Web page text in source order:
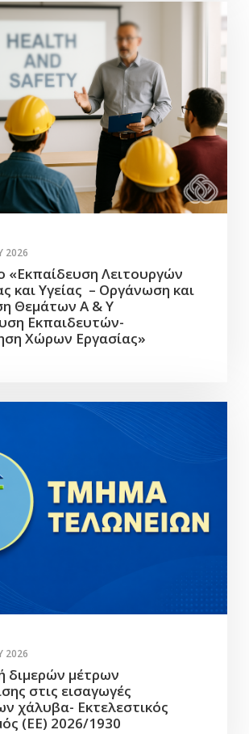
2026
«Εκπαίδευση Λειτουργών
και Υγείας – Οργάνωση και
Θεμάτων Α & Υ
Εκπαιδευτών-
Χώρων Εργασίας»
2026
διμερών μέτρων
στις εισαγωγές
χάλυβα- Εκτελεστικός
(ΕΕ) 2026/1930